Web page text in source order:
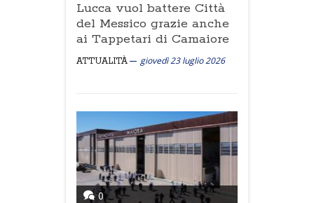
Lucca vuol battere Città
del Messico grazie anche
ai Tappetari di Camaiore
ATTUALITÀ giovedì 23 luglio 2026
0